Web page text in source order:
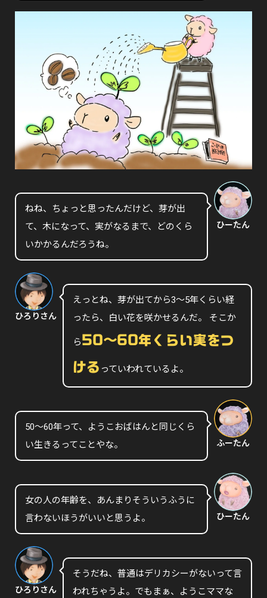
ねね、ちょっと思ったんだけど、芽が出
て、木になって、実がなるまで、どのくら
いかかるんだろうね。
ひーたん
ひろりさん
えっとね、芽が出てから3〜5年くらい経
ったら、白い花を咲かせるんだ。 そこか
ら50〜60年くらい実をつ
ける っていわれているよ。
50〜60年って、ようこおばはんと同じくら
い生きるってことやな。
ふーたん
女の人の年齢を、あんまりそういうふうに
言わないほうがいいと思うよ。
ひーたん
ひろりさん
そうだね、普通はデリカシーがないって言
われちゃうよ。でもまぁ、ようこママな